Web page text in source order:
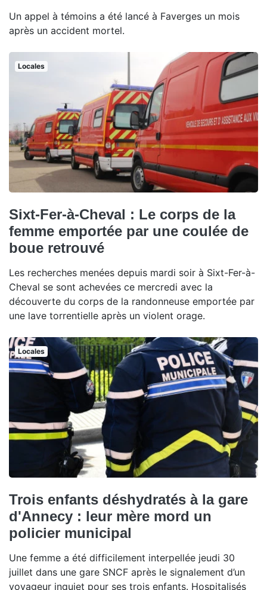
Un appel à témoins a été lancé à Faverges un mois
après un accident mortel.
Locales
Sixt-Fer-à-Cheval : Le corps de la
femme emportée par une coulée de
boue retrouvé
Les recherches menées depuis mardi soir à Sixt-Fer-à-
Cheval se sont achevées ce mercredi avec la
découverte du corps de la randonneuse emportée par
une lave torrentielle après un violent orage.
Locales
Trois enfants déshydratés à la gare
d'Annecy : leur mère mord un
policier municipal
Une femme a été difficilement interpellée jeudi 30
juillet dans une gare SNCF après le signalement d’un
voyageur inquiet pour ses trois enfants. Hospitalisés